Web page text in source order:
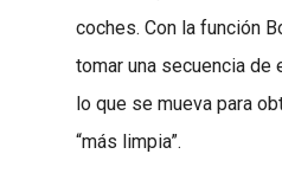
coches. Con la función
tomar una secuencia
lo que se mueva para
“más limpia”.